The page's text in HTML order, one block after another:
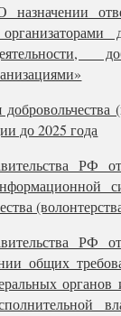
до 2025 года
РФ
РФ
общих
органов